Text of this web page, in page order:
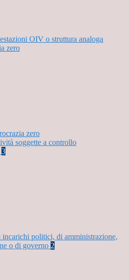
OIV o struttura analoga
zero
zero
soggette a controllo
3
politici, di amministrazione,
o di governo 2